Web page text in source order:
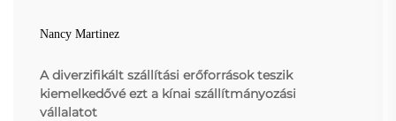
Nancy Martinez
A diverzifikált szállítási erőforrások teszik
kiemelkedővé ezt a kínai szállítmányozási
vállalatot